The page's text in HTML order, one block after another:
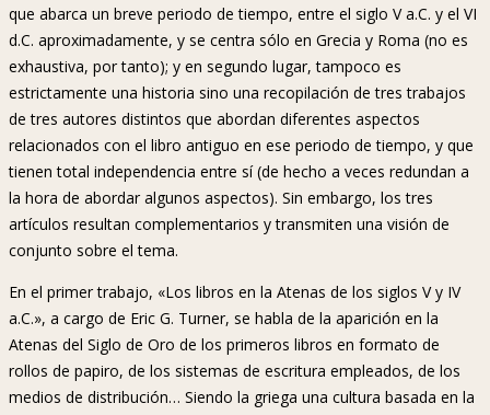
que abarca un breve periodo de tiempo, entre el siglo V a.C. y el VI
d.C. aproximadamente, y se centra sólo en Grecia y Roma (no es
exhaustiva, por tanto); y en segundo lugar, tampoco es
estrictamente una historia sino una recopilación de tres trabajos
de tres autores distintos que abordan diferentes aspectos
relacionados con el libro antiguo en ese periodo de tiempo, y que
tienen total independencia entre sí (de hecho a veces redundan a
la hora de abordar algunos aspectos). Sin embargo, los tres
artículos resultan complementarios y transmiten una visión de
conjunto sobre el tema.
En el primer trabajo, «Los libros en la Atenas de los siglos V y IV
a.C.», a cargo de Eric G. Turner, se habla de la aparición en la
Atenas del Siglo de Oro de los primeros libros en formato de
rollos de papiro, de los sistemas de escritura empleados, de los
medios de distribución… Siendo la griega una cultura basada en la